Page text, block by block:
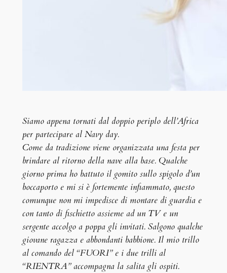
Siamo appena tornati dal doppio periplo dell’Africa
per partecipare al Navy day.
Come da tradizione viene organizzata una festa per
brindare al ritorno della nave alla base. Qualche
giorno prima ho battuto il gomito sullo spigolo d’un
boccaporto e mi si è fortemente infiammato, questo
comunque non mi impedisce di montare di guardia e
con tanto di fischietto assieme ad un TV e un
sergente accolgo a poppa gli invitati. Salgono qualche
giovane ragazza e abbondanti babbione. Il mio trillo
al comando del “FUORI” e i due trilli al
“RIENTRA” accompagna la salita gli ospiti.